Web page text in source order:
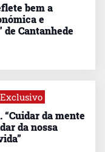
bem a
e
Cantanhede
Exclusivo
da mente
da nossa